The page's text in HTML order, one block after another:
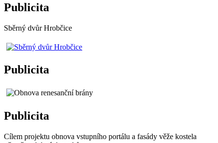
Publicita
Sběrný dvůr Hrobčice
Publicita
Publicita
Cílem projektu obnova vstupního portálu a fasády věže kostela